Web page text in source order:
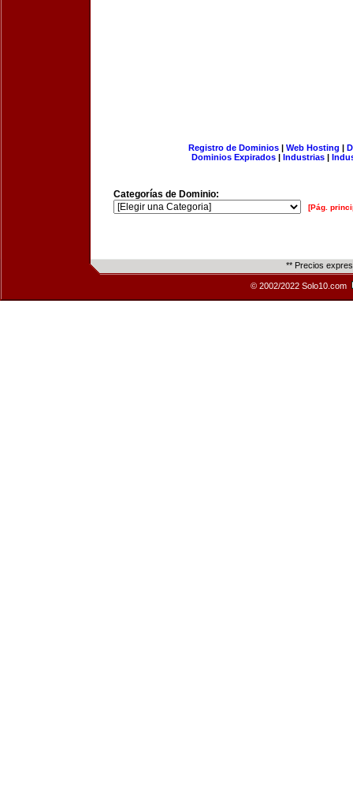
Registro de Dominios| Web Hosting |
Dominios Expirados | Industrias |
Categorías de Dominio:
[Pág.
** Precios
© 2002/2022 Solo10.com